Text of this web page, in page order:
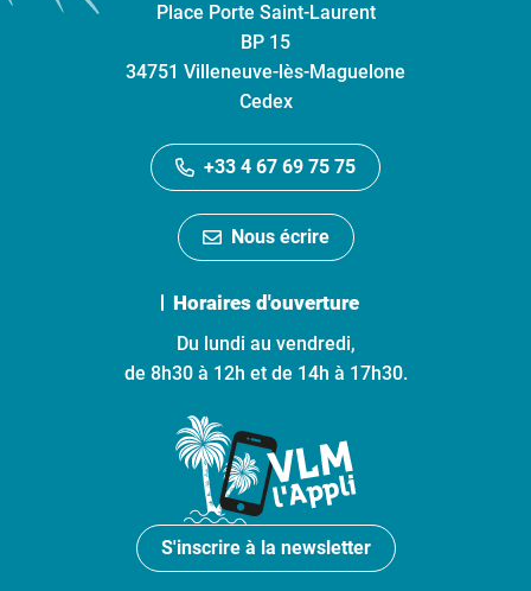
Place Porte Saint-Laurent
BP 15
34751 Villeneuve-lès-Maguelone
Cedex
+33 4 67 69 75 75
Nous écrire
Horaires d'ouverture
Du lundi au vendredi,
de 8h30 à 12h et de 14h à 17h30.
S'inscrire à la newsletter